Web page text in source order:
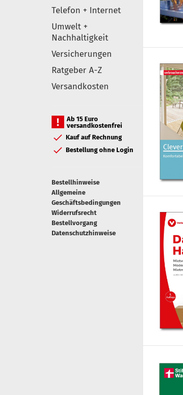
Telefon + Internet
Umwelt +
Nachhaltigkeit
Versicherungen
Ratgeber A-Z
Versandkosten
Ab 15 Euro
versandkostenfrei
Kauf auf Rechnung
Bestellung ohne Login
Bestellhinweise
Allgemeine
Geschäftsbedingungen
Widerrufsrecht
Bestellvorgang
Datenschutzhinweise